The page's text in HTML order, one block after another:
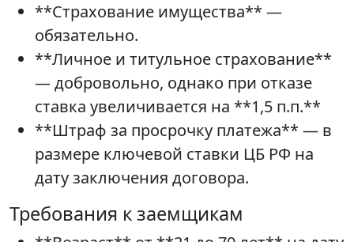
**Страхование имущества** —
обязательно.
**Личное и титульное страхование**
— добровольно, однако при отказе
ставка увеличивается на **1,5 п.п.**
**Штраф за просрочку платежа** — в
размере ключевой ставки ЦБ РФ на
дату заключения договора.
Требования к заемщикам